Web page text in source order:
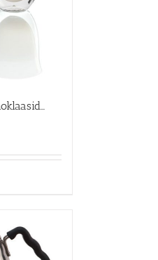
DeLonghi cappuccinoklaasid 2-ne komplekt